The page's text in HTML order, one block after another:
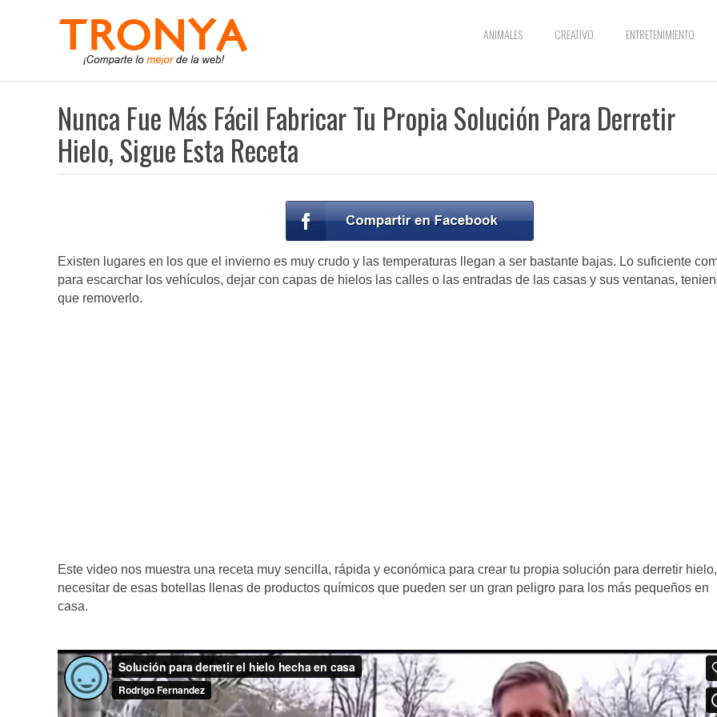
ANIMALES CREATIVO ENTRETENIMIENTO
Nunca Fue Más Fácil Fabricar Tu Propia Solución Para Derretir
Hielo, Sigue Esta Receta
Existen lugares en los que el invierno es muy crudo y las temperaturas llegan a ser bastante bajas. Lo suficiente
para escarchar los vehículos, dejar con capas de hielos las calles o las entradas de las casas y sus ventanas,
que removerlo.
Este video nos muestra una receta muy sencilla, rápida y económica para crear tu propia solución para derretir
necesitar de esas botellas llenas de productos químicos que pueden ser un gran peligro para los más pequeños en
casa.